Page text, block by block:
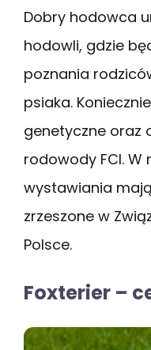
Dobry hodowca
hodowli, gdzie
poznania
psiaka.
genetyczne oraz
rodowody FCI. W
wystawiania
zrzeszone w
Polsce.
Foxterier –